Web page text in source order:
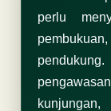
perlu
pendukung.